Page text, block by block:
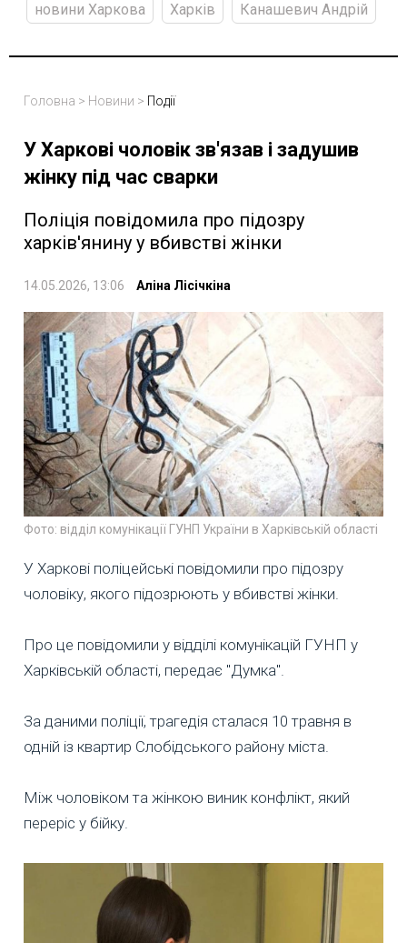
новини Харкова
Харків Канашевич Андрій
Головна > Новини > Події
У Харкові чоловік зв'язав і задушив
жінку під час сварки
Поліція повідомила про підозру
харків'янину у вбивстві жінки
14.05.2026, 13:06 Аліна Лісічкіна
Фото: відділ комунікації ГУНП України в Харківській області
У Харкові поліцейські повідомили про підозру
чоловіку, якого підозрюють у вбивстві жінки.
Про це повідомили у відділі комунікацій ГУНП у
Харківській області, передає "Думка".
За даними поліції, трагедія сталася 10 травня в
одній із квартир Слобідського району міста.
Між чоловіком та жінкою виник конфлікт, який
переріс у бійку.